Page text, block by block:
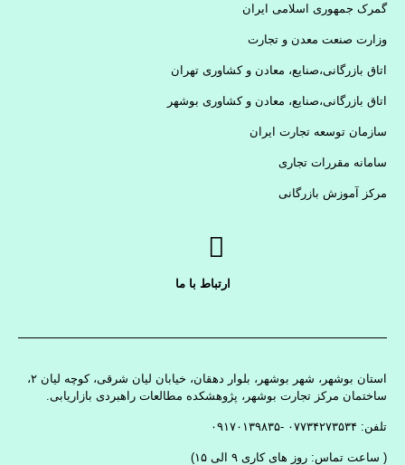
گمرک جمهوری اسلامی ایران
وزارت صنعت معدن و تجارت
اتاق بازرگانی،صنایع، معادن و کشاوری تهران
اتاق بازرگانی،صنایع، معادن و کشاوری بوشهر
سازمان توسعه تجارت ایران
سامانه مقررات تجاری
مرکز آموزش بازرگانی
ارتباط با ما
استان بوشهر، شهر بوشهر، بلوار دهقان، خیابان لیان شرقی، کوچه لیان ۲،
ساختمان مرکز تجارت بوشهر، پژوهشکده مطالعات راهبردی بازاریابی.
تلفن: ۰۷۷۳۴۲۷۳۵۳۴ -۰۹۱۷۰۱۳۹۸۳۵
( ساعت تماس: روز های کاری ۹ الی ۱۵)